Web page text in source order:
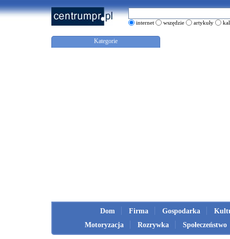
internet wszędzie artykuły
Kategorie
Dom Firma Gospodarka
Motoryzacja
Rozrywka Społeczeństwo